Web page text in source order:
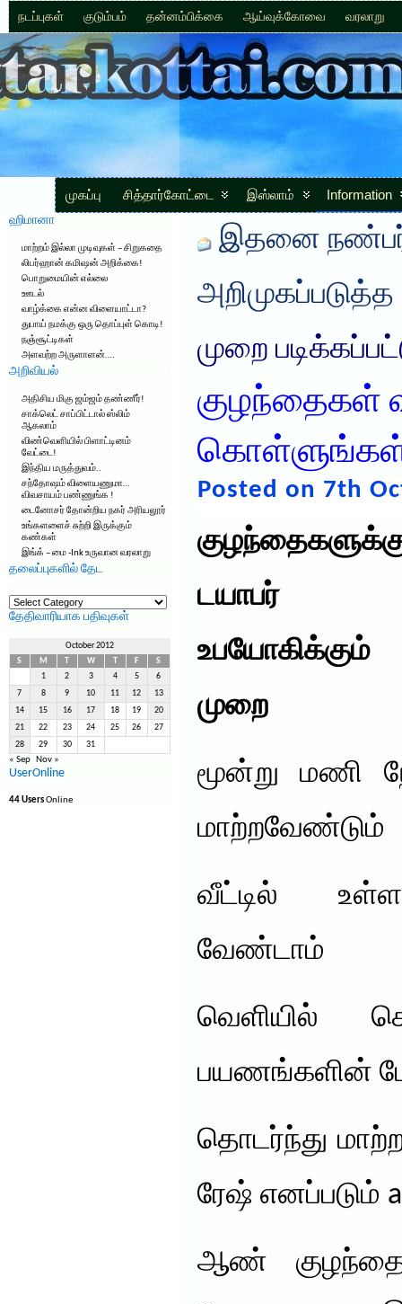
நடப்புகள் குடும்பம் தன்னம்பிக்கை ஆய்வுக்கோவை வரலாறு
முகப்பு சித்தார்கோட்டை இஸ்லாம் Information
ஹிமானா
மாற்றம் இல்லா முடிவுகள் – சிறுகதை
லிபர்ஹான் கமிஷன் அறிக்கை!
பொறுமையின் எல்லை
ஊடல்
வாழ்க்கை என்ன விளையாட்டா?
துபாய் நமக்கு ஒரு தொப்புள் கொடி!
நஞ்சூட்டிகள்
அளவற்ற அருளாளன்….
அறிவியல்
அதிசிய மிகு ஜம்ஜம் தண்ணீர்!
சாக்லெட் சாப்பிட்டால் ஸ்லிம்
ஆகலாம்
விண்வெளியில் பிளாட்டினம்
வேட்டை!
இந்திய மருத்துவம்..
சந்தோஷம் விளையணுமா…
விவசாயம் பண்ணுங்க !
டைனோசர் தோன்றிய நகர் அரியலூர்
உங்களளைச் சுற்றி இருக்கும்
கண்கள்
இங்க் – மை -Ink உருவான வரலாறு
தலைப்புகளில் தேட
தலைப்புகளில்
தேட
தேதிவாரியாக பதிவுகள்
October 2012
S
M W F
S
1
2 3 4 5 6
7 8 9 10 11 12 13
14 15 16 17 18 19 20
21 22 23 24 25 26 27
28 29 30 31
« Sep Nov »
UserOnline
44 UsersOnline
இதனை
அறிமுகப்படுத்த
முறை
குழந்தைகள்
Posted on 7th
டயாபர்
உபயோகிக்கும்
முறை
மூன்று மணி
மாற்றவேண்டும்
வீட்டில்
வேண்டாம்
வெளியில்
பயணங்களின்
தொடர்ந்து
ரேஷ் எனப்படும்
ஆண்